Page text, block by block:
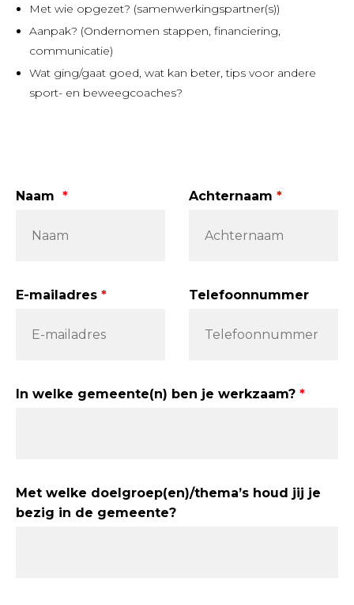
Met wie opgezet? (samenwerkingspartner(s))
Aanpak? (Ondernomen stappen, financiering,
communicatie)
Wat ging/gaat goed, wat kan beter, tips voor andere
sport- en beweegcoaches?
Naam Achternaam
E-mailadres Telefoonnummer
In welke gemeente(n) ben je werkzaam?
Met welke doelgroep(en)/thema’s houd jij je
bezig in de gemeente?